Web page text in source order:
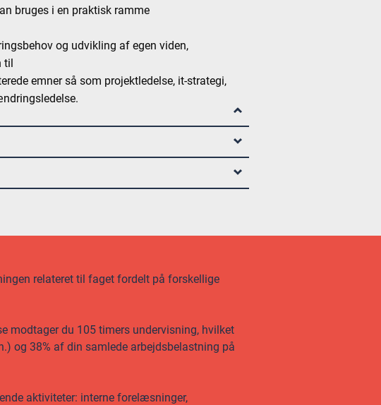
bruges i en praktisk ramme
og udvikling af egen viden,
til
emner så som projektledelse, it-strategi,
relateret til faget fordelt på forskellige
modtager du 105 timers undervisning, hvilket
og 38% af din samlede arbejdsbelastning på
aktiviteter: interne forelæsninger,